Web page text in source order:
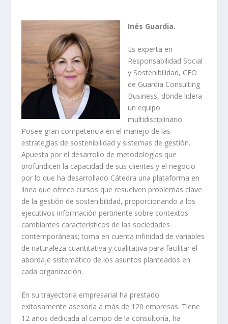
Inés Guardia.
Es experta en
Responsabilidad Social
y Sostenibilidad, CEO
de Guardia Consulting
Business, donde lidera
un equipo
multidisciplinario.
Posee gran competencia en el manejo de las
estrategias de sostenibilidad y sistemas de gestión.
Apuesta por el desarrollo de metodologías que
profundicen la capacidad de sus clientes y el negocio
por lo que ha desarrollado Cátedra una plataforma en
línea que ofrece cursos que resuelven problemas clave
de la gestión de sostenibilidad, proporcionando a los
ejecutivos información pertinente sobre contextos
cambiantes característicos de las sociedades
contemporáneas; toma en cuenta infinidad de variables
de naturaleza cuantitativa y cualitativa para facilitar el
abordaje sistemático de los asuntos planteados en
cada organización.
En su trayectoria empresarial ha prestado
exitosamente asesoría a más de 120 empresas. Tiene
12 años dedicada al campo de la consultoría, ha